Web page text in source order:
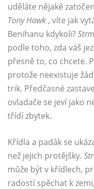
uděláte nějaké
Tony Hawk , víte jak
Benihanu kdykoli?
podle toho, zda váš
přesně to, co chcete.
protože neexistuje
trik. Předčasné
ovladače se jeví jako
třídí zbytek.
Křídla a padák se
než jejich protějšky.
může být v křídlech,
radostí spěchat k